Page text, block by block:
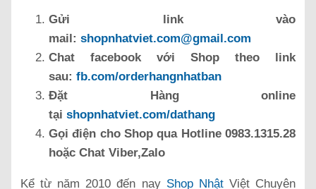
Gửi link vào
mail: shopnhatviet.com@gmail.com
Chat facebook với Shop theo link
sau: fb.com/orderhangnhatban
Đặt Hàng online
tại shopnhatviet.com/dathang
Gọi điện cho Shop qua Hotline 0983.1315.28
hoặc Chat Viber,Zalo
Kể từ năm 2010 đến nay Shop NhậtViệt Chuyên